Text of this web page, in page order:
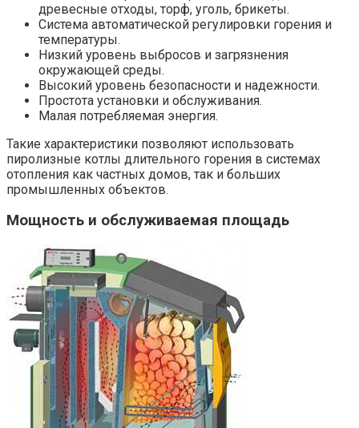
древесные отходы, торф, уголь, брикеты.
Система автоматической регулировки горения и
температуры.
Низкий уровень выбросов и загрязнения
окружающей среды.
Высокий уровень безопасности и надежности.
Простота установки и обслуживания.
Малая потребляемая энергия.
Такие характеристики позволяют использовать
пиролизные котлы длительного горения в системах
отопления как частных домов, так и больших
промышленных объектов.
Мощность и обслуживаемая площадь